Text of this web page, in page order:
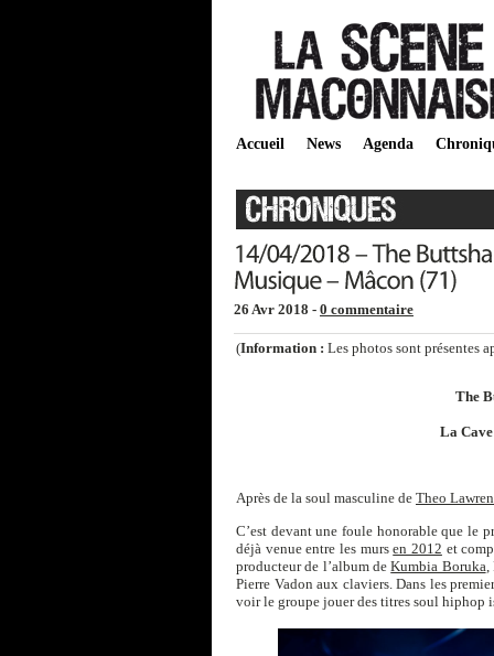
Accueil News Agenda
26 Avr 2018 - 0 commentaire
(Information : Les photos sont présentes
The
La
Après de la soul masculine de Theo
C’est devant une foule honorable que le
déjà venue entre les mursen 2012 et
producteur de l’album deKumbia Boruka,
Pierre Vadon aux claviers. Dans les
voir le groupe jouer des titres soul hiphop